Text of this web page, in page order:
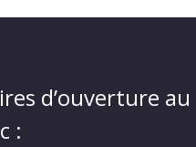
d’ouverture au
: